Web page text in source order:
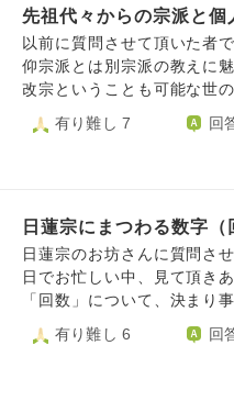
ってみよう、拘ることはな
いい、教えは向こうから転
はない等々貴重なお話を頂
まって納得できない、落と
なるならないを置いておい
い天台か、教学的に一番し
のでしょうか？ 3.もし宗派が決まった場合は仏壇とか設置し
た方が良いのでしょうか？
住んでます 一人暮らしの為故人
くお願いします
たりなことをしてしまったでしょ
派、旦那実家の宗派が分か
ちらを信仰したらよいでし
が何かお手続きなど必要なのでしょ
る方がいるのですが、尋ね
那の実家は分かりませんが
な信仰はできておりません
ず、適切な言葉ではなかっ
（なんとか、ストリートビ
その際私の不注意で画面を
先祖代々からの宗派と個
以前に質問させて頂いた者
仰宗派とは別宗派の教えに
改宗ということも可能な世
ことは重々承知であり、現
す。そんな中、自分自身そ
通りで供養に努めて参りま
アドバイスが頂けるとした
いします。
有り難し 7 回
日蓮宗にまつわる数字（
日蓮宗のお坊さんに質問さ
日でお忙しい中、見て頂き
「回数」について、決まり
にしなくてよいものかお聞
「3」が出てくるように思います。 1)方便品第二
有り難し 6 回